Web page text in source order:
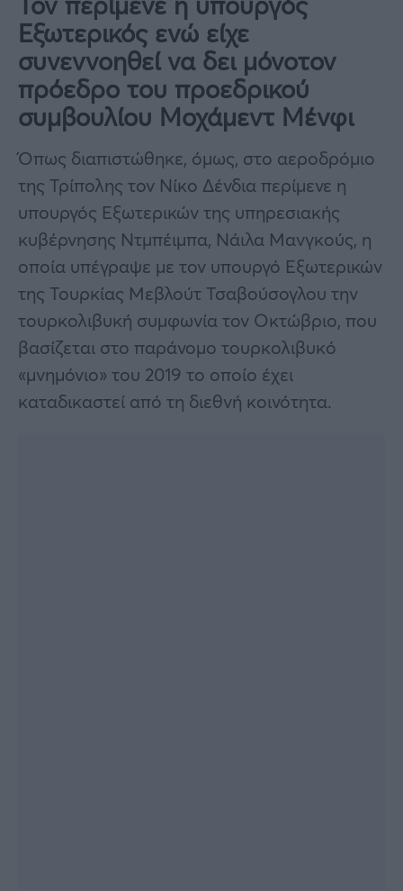
Εξωτερικός ενώ είχε
συνεννοηθεί να δει μόνοτον
πρόεδρο του προεδρικού
συμβουλίου Μοχάμεντ Μένφι
Όπως διαπιστώθηκε, όμως, στο αεροδρόμιο
της Τρίπολης τον Νίκο Δένδια περίμενε η
υπουργός Εξωτερικών της υπηρεσιακής
κυβέρνησης Ντμπέιμπα, Νάιλα Μανγκούς, η
οποία υπέγραψε με τον υπουργό Εξωτερικών
της Τουρκίας Μεβλούτ Τσαβούσογλου την
τουρκολιβυκή συμφωνία τον Οκτώβριο, που
βασίζεται στο παράνομο τουρκολιβυκό
«μνημόνιο» του 2019 το οποίο έχει
καταδικαστεί από τη διεθνή κοινότητα.